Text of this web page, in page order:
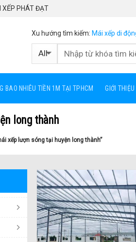
PHÁT ĐẠT
Xu hướng tìm kiếm: Mái xếp di
BAO NHIÊU TIỀN 1M TẠI TPHCM GIỚI THIỆU
long thành
xếp lượn sóng tại huyện long thành”